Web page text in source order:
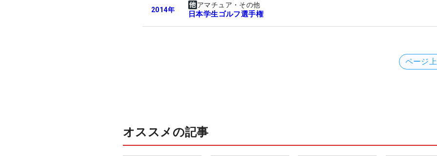
2014年
アマチュア・その他
日本学生ゴルフ選手権
ページ
オススメの記事